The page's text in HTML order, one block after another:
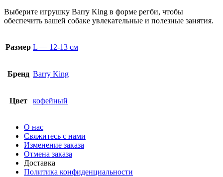
Выберите игрушку Barry King в форме регби, чтобы
обеспечить вашей собаке увлекательные и полезные занятия.
Размер L — 12-13 см
Бренд Barry King
Цвет кофейный
О нас
Свяжитесь с нами
Изменение заказа
Отмена заказа
Доставка
Политика конфиденциальности